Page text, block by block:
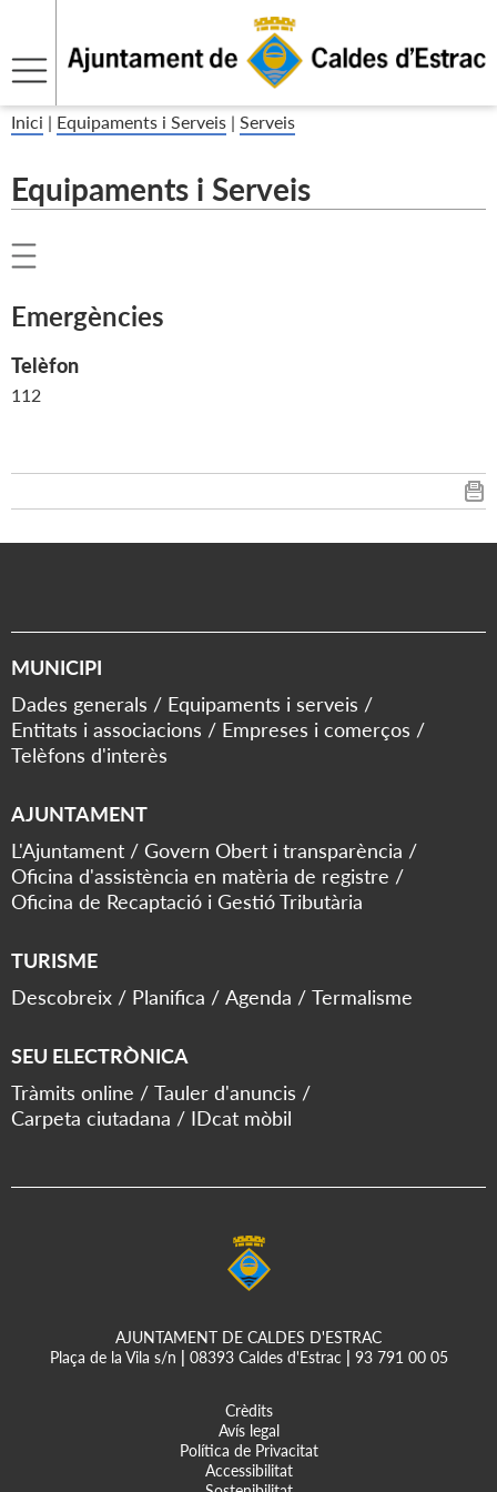
Inici | Equipaments i Serveis | Serveis
Equipaments i Serveis
Emergències
Telèfon
112
MUNICIPI
Dades generals
Equipaments i serveis
Entitats i associacions
Empreses i comerços
Telèfons d'interès
AJUNTAMENT
L'Ajuntament
Govern Obert i transparència
Oficina d'assistència en matèria de registre
Oficina de Recaptació i Gestió Tributària
TURISME
Descobreix
Planifica Agenda Termalisme
SEU ELECTRÒNICA
Tràmits online
Tauler d'anuncis
Carpeta ciutadana
IDcat mòbil
AJUNTAMENT DE CALDES D'ESTRAC
Plaça de la Vila s/n
08393 Caldes d'Estrac 93 791 00 05
Crèdits
Avís legal
Política de Privacitat
Accessibilitat